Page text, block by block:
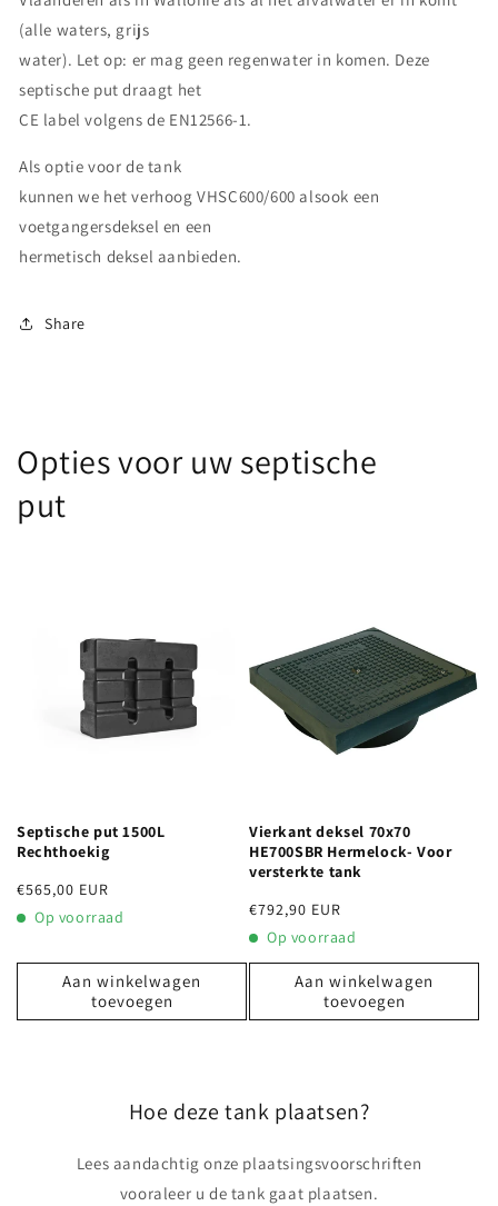
(alle waters, grijs
water). Let op: er mag geen regenwater in komen. Deze
septische put draagt het
CE label volgens de EN12566-1.
Als optie voor de tank
kunnen we het verhoog VHSC600/600 alsook een
voetgangersdeksel en een
hermetisch deksel aanbieden.
Share
Opties voor uw septische
put
Septische put 1500L
Rechthoekig
Normale
prijs
€565,00 EUR
Op voorraad
Aan winkelwagen
toevoegen
Vierkant deksel 70x70
HE700SBR Hermelock- Voor
versterkte tank
Normale
prijs
€792,90 EUR
Op voorraad
Aan winkelwagen
toevoegen
Hoe deze tank plaatsen?
Lees aandachtig onze plaatsingsvoorschriften
vooraleer u de tank gaat plaatsen.